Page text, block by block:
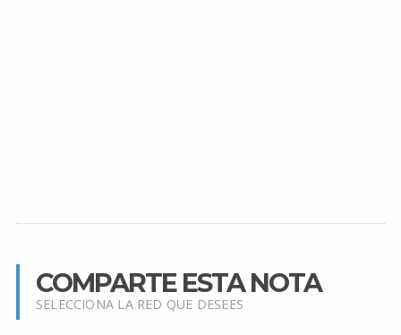
COMPARTE ESTA NOTA
SELECCIONA LA RED QUE DESEES